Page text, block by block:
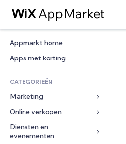
Appmarkt home
Apps met korting
CATEGORIEËN
Marketing
Advertenties
Mobiel
Analytics
Online verkopen
Apps voor webshops
Verzending en levering
Diensten en
evenementen